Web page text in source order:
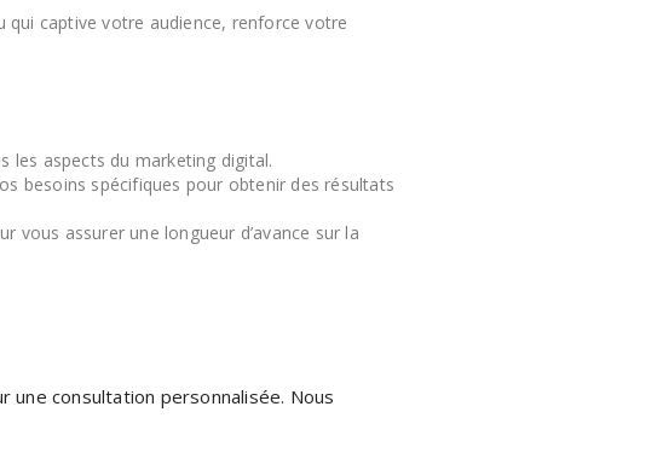
qui captive votre audience, renforce votre
les aspects du marketing digital.
besoins spécifiques pour obtenir des résultats
vous assurer une longueur d’avance sur la
une consultation personnalisée. Nous